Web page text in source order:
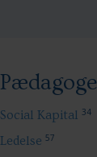
Social Kapital 34
Ledelse 57